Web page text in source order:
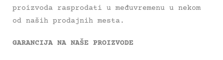
proizvoda rasprodati u međuvremenu u nekom
od naših prodajnih mesta.
GARANCIJA NA NAŠE PROIZVODE